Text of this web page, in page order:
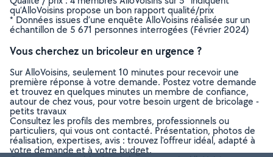
qu’AlloVoisins propose un bon rapport qualité/prix
* Données issues d’une enquête AlloVoisins réalisée sur un
échantillon de 5 671 personnes interrogées (Février 2024)
Vous cherchez un bricoleur en urgence ?
Sur AlloVoisins, seulement 10 minutes pour recevoir une
première réponse à votre demande. Postez votre demande
et trouvez en quelques minutes un membre de confiance,
autour de chez vous, pour votre besoin urgent de bricolage -
petits travaux
Consultez les profils des membres, professionnels ou
particuliers, qui vous ont contacté. Présentation, photos de
réalisation, expertises, avis : trouvez l'offreur idéal, adapté à
votre demande et à votre budget.